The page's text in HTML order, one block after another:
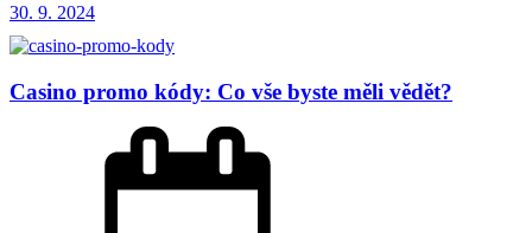
30. 9. 2024
Casino promo kódy: Co vše byste měli vědět?